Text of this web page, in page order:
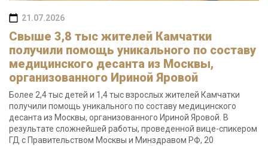
21.07.2026
Свыше 3,8 тыс жителей Камчатки
получили помощь уникального по составу
медицинского десанта из Москвы,
организованного Ириной Яровой
Более 2,4 тыс детей и 1,4 тыс взрослых жителей Камчатки
получили помощь уникального по составу медицинского
десанта из Москвы, организованного Ириной Яровой. В
результате сложнейшей работы, проведенной вице-спикером
ГД с Правительством Москвы и Минздравом РФ, 20